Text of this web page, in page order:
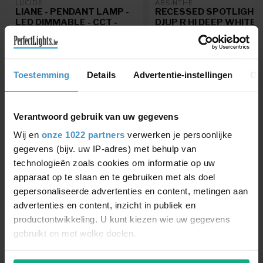
Toestemming Details Advertentie-instellingen
Verantwoord gebruik van uw gegevens
Wij en onze 1022 partners verwerken je persoonlijke
gegevens (bijv. uw IP-adres) met behulp van
technologieën zoals cookies om informatie op uw
apparaat op te slaan en te gebruiken met als doel
gepersonaliseerde advertenties en content, metingen aan
advertenties en content, inzicht in publiek en
productontwikkeling. U kunt kiezen wie uw gegevens
gebruikt en met welke doelen.
LUCIDE
LIANE - PENDANT LAMP -
LED DIMMABLE - CCT -
RUST BROWN | VIBES
LIANE - Pendant Lamp - LED
Dimmable - CCT - 2x40W
2700K/4000K - Rust Brown |
Vib...
€579,95 €492,96
ABSINTHE
RECESSED SPOTLIGHT
DJUP R HI DEEP WHITE
€16,95
VIEW COLLECTION